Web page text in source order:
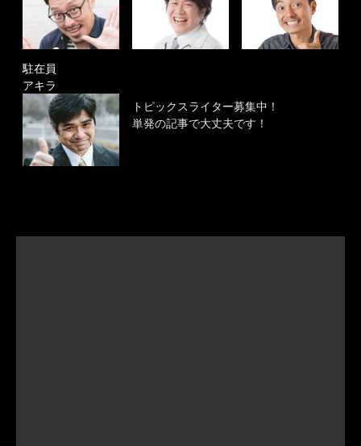
駐在員
アキラ
トピックスライター募集中！
単発の記事で大丈夫です！